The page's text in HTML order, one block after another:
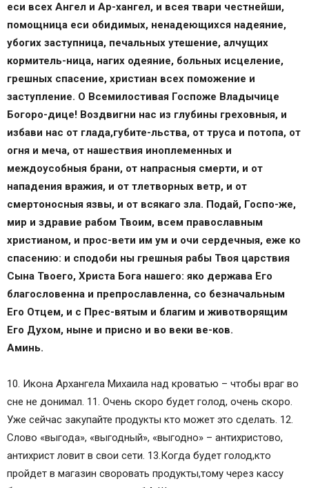
еси всех Ангел и Ар-хангел, и всея твари честнейши,
помощница еси обидимых, ненадеющихся надеяние,
убогих заступница, печальных утешение, алчущих
кормитель-ница, нагих одеяние, больных исцеление,
грешных спасение, христиан всех поможение и
заступление. О Всемилостивая Госпоже Владычице
Богоро-дице! Воздвигни нас из глубины греховныя, и
избави нас от глада,губите-льства, от труса и потопа, от
огня и меча, от нашествия иноплеменных и
междоусобныя брани, от напрасныя смерти, и от
нападения вражия, и от тлетворных ветр, и от
смертоносныя язвы, и от всякаго зла. Подай, Госпо-же,
мир и здравие рабом Твоим, всем православным
христианом, и прос-вети им ум и очи сердечныя, еже ко
спасению: и сподоби ны грешныя рабы Твоя царствия
Сына Твоего, Христа Бога нашего: яко держава Его
благословенна и препрославленна, со безначальным
Его Отцем, и с Прес-вятым и благим и животворящим
Его Духом, ныне и присно и во веки ве-ков.
Аминь.
10. Икона Архангела Михаила над кроватью – чтобы враг во
сне не донимал. 11. Очень скоро будет голод, очень скоро.
Уже сейчас закупайте продукты кто может это сделать. 12.
Слово «выгода», «выгодный», «выгодно» – антихристово,
антихрист ловит в свои сети. 13.Когда будет голод,кто
пройдет в магазин своровать продукты,тому через кассу